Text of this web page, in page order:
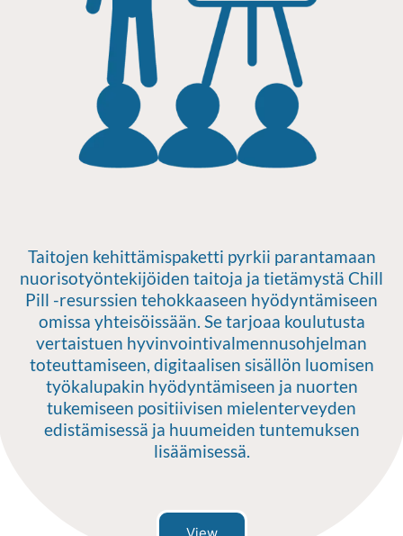
Taitojen kehittämispaketti pyrkii parantamaan
nuorisotyöntekijöiden taitoja ja tietämystä Chill
Pill -resurssien tehokkaaseen hyödyntämiseen
omissa yhteisöissään. Se tarjoaa koulutusta
vertaistuen hyvinvointivalmennusohjelman
toteuttamiseen, digitaalisen sisällön luomisen
työkalupakin hyödyntämiseen ja nuorten
tukemiseen positiivisen mielenterveyden
edistämisessä ja huumeiden tuntemuksen
lisäämisessä.